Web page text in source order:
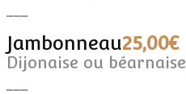
Jambonneau25,00€
Dijonaise ou béarnaise